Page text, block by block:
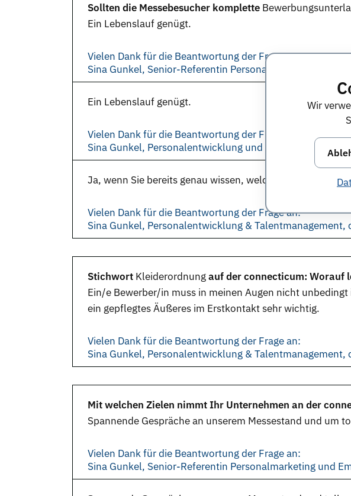
Wir
Sollten die Messebesucher komplette
Ein Lebenslauf genügt.
Vielen Dank für die Beantwortung der Frage an:
Sina Gunkel, Senior-Referentin Personalmarketing und
Ein Lebenslauf genügt.
Vielen Dank für die Beantwortung der Frage an:
Sina Gunkel, Personalentwicklung und
Ja, wenn Sie bereits genau wissen, welche Stellen und
Vielen Dank für die Beantwortung der Frage an:
Sina Gunkel, Personalentwicklung &
Stichwort Kleiderordnungauf der connecticum: Worauf
Ein/e Bewerber/in muss in meinen Augen nicht
ein gepflegtesÄußeres im Erstkontakt sehr wichtig.
Vielen Dank für die Beantwortung der Frage an:
Sina Gunkel, Personalentwicklung &
Mit welchen Zielen nimmt Ihr Unternehmen an der
Spannende Gespräche an unserem Messestand und
Vielen Dank für die Beantwortung der Frage an:
Sina Gunkel, Senior-Referentin Personalmarketing und